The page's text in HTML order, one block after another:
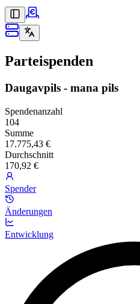
Parteispenden
Daugavpils - mana pils
Spendenanzahl
104
Summe
17.775,43 €
Durchschnitt
170,92 €
Spender
Änderungen
Entwicklung